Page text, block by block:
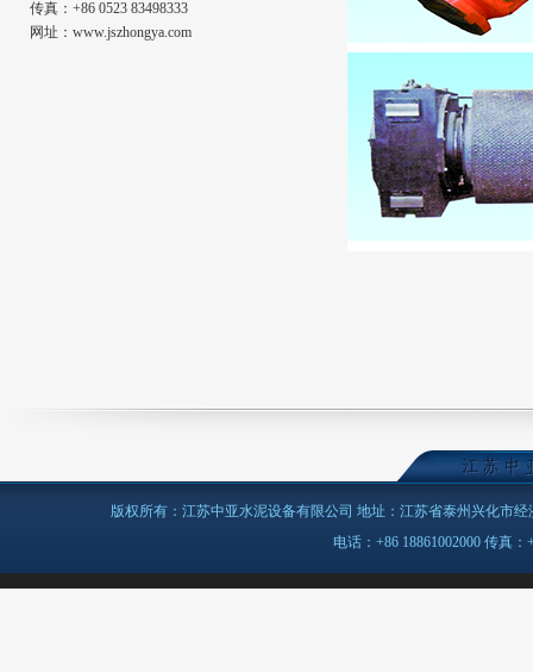
传真：+86 0523 83498333
网址：www.jszhongya.com
版权所有：江苏中亚水泥设备有限公司 地址：江苏省泰州兴化市
电话：+86 18861002000 传真：